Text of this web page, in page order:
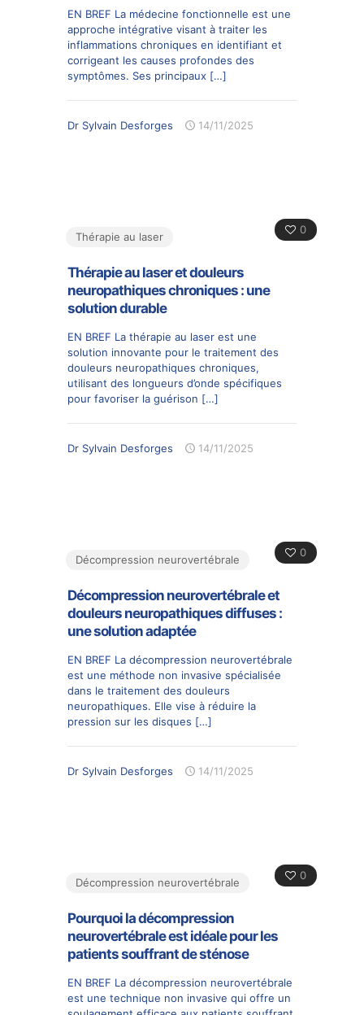
EN BREF La médecine fonctionnelle est une
approche intégrative visant à traiter les
inflammations chroniques en identifiant et
corrigeant les causes profondes des
symptômes. Ses principaux […]
Dr Sylvain Desforges 14/11/2025
0
Thérapie au laser
Thérapie au laser et douleurs
neuropathiques chroniques : une
solution durable
EN BREF La thérapie au laser est une
solution innovante pour le traitement des
douleurs neuropathiques chroniques,
utilisant des longueurs d’onde spécifiques
pour favoriser la guérison […]
Dr Sylvain Desforges 14/11/2025
0
Décompression neurovertébrale
Décompression neurovertébrale et
douleurs neuropathiques diffuses :
une solution adaptée
EN BREF La décompression neurovertébrale
est une méthode non invasive spécialisée
dans le traitement des douleurs
neuropathiques. Elle vise à réduire la
pression sur les disques […]
Dr Sylvain Desforges 14/11/2025
0
Décompression neurovertébrale
Pourquoi la décompression
neurovertébrale est idéale pour les
patients souffrant de sténose
EN BREF La décompression neurovertébrale
est une technique non invasive qui offre un